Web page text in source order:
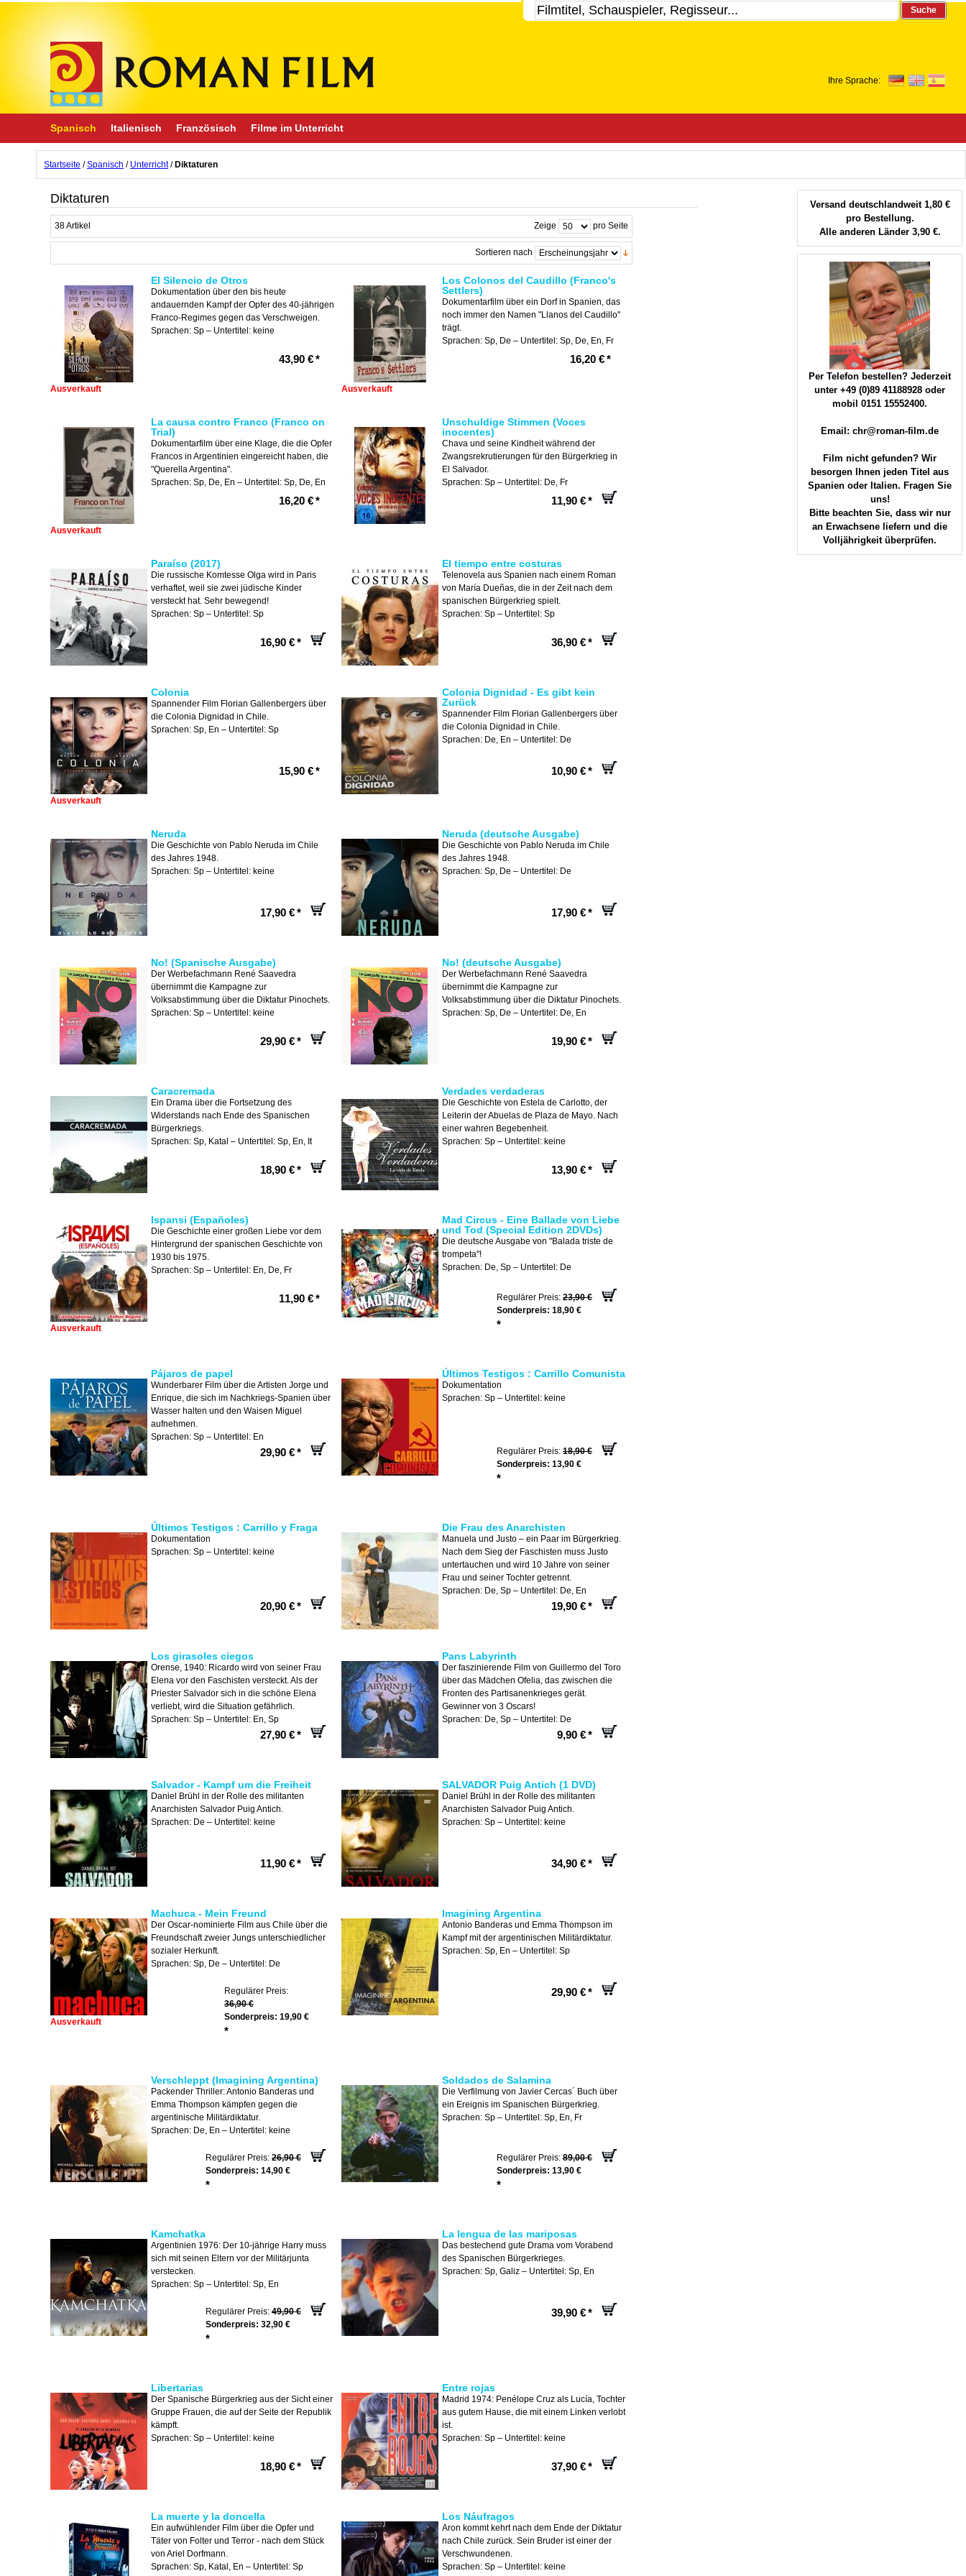
Suche
Ihre Sprache:
Spanisch Italienisch Französisch Filme im Unterricht
Startseite /Spanisch / Unterricht / Diktaturen
Versand deutschlandweit 1,80 €
pro Bestellung.
Alle anderen Länder 3,90 €.
Per Telefon bestellen? Jederzeit
unter +49 (0)89 41188928 oder
mobil 0151 15552400.
Email: chr@roman-film.de
Film nicht gefunden? Wir
besorgen Ihnen jeden Titel aus
Spanien oder Italien. Fragen Sie
uns!
Bitte beachten Sie, dass wir nur
an Erwachsene liefern und die
Volljährigkeit überprüfen.
Diktaturen
38 Artikel Zeige pro Seite
Sortieren nach
El Silencio de Otros
Dokumentation über den bis heute
andauernden Kampf der Opfer des 40-jährigen
Franco-Regimes gegen das Verschweigen.
Sprachen: Sp – Untertitel: keine
43,90 €*
Ausverkauft
Los Colonos del Caudillo (Franco's
Settlers)
Dokumentarfilm über ein Dorf in Spanien, das
noch immer den Namen "Llanos del Caudillo"
trägt.
Sprachen: Sp, De – Untertitel: Sp, De, En, Fr
16,20 €*
Ausverkauft
La causa contro Franco (Franco on
Trial)
Dokumentarfilm über eine Klage, die die Opfer
Francos in Argentinien eingereicht haben, die
"Querella Argentina".
Sprachen: Sp, De, En – Untertitel: Sp, De, En
16,20 €*
Ausverkauft
Unschuldige Stimmen (Voces
inocentes)
Chava und seine Kindheit während der
Zwangsrekrutierungen für den Bürgerkrieg in
El Salvador.
Sprachen: Sp – Untertitel: De, Fr
11,90 €*
Paraíso (2017)
Die russische Komtesse Olga wird in Paris
verhaftet, weil sie zwei jüdische Kinder
versteckt hat. Sehr bewegend!
Sprachen: Sp – Untertitel: Sp
16,90 €*
El tiempo entre costuras
Telenovela aus Spanien nach einem Roman
von María Dueñas, die in der Zeit nach dem
spanischen Bürgerkrieg spielt.
Sprachen: Sp – Untertitel: Sp
36,90 €*
Colonia
Spannender Film Florian Gallenbergers über
die Colonia Dignidad in Chile.
Sprachen: Sp, En – Untertitel: Sp
15,90 €*
Ausverkauft
Colonia Dignidad - Es gibt kein
Zurück
Spannender Film Florian Gallenbergers über
die Colonia Dignidad in Chile.
Sprachen: De, En – Untertitel: De
10,90 €*
Neruda
Die Geschichte von Pablo Neruda im Chile
des Jahres 1948.
Sprachen: Sp – Untertitel: keine
17,90 €*
Neruda (deutsche Ausgabe)
Die Geschichte von Pablo Neruda im Chile
des Jahres 1948.
Sprachen: Sp, De – Untertitel: De
17,90 €*
No! (Spanische Ausgabe)
Der Werbefachmann René Saavedra
übernimmt die Kampagne zur
Volksabstimmung über die Diktatur Pinochets.
Sprachen: Sp – Untertitel: keine
29,90 €*
No! (deutsche Ausgabe)
Der Werbefachmann René Saavedra
übernimmt die Kampagne zur
Volksabstimmung über die Diktatur Pinochets.
Sprachen: Sp, De – Untertitel: De, En
19,90 €*
Caracremada
Ein Drama über die Fortsetzung des
Widerstands nach Ende des Spanischen
Bürgerkriegs.
Sprachen: Sp, Katal – Untertitel: Sp, En, It
18,90 €*
Verdades verdaderas
Die Geschichte von Estela de Carlotto, der
Leiterin der Abuelas de Plaza de Mayo. Nach
einer wahren Begebenheit.
Sprachen: Sp – Untertitel: keine
13,90 €*
Ispansi (Españoles)
Die Geschichte einer großen Liebe vor dem
Hintergrund der spanischen Geschichte von
1930 bis 1975.
Sprachen: Sp – Untertitel: En, De, Fr
11,90 €*
Ausverkauft
Mad Circus - Eine Ballade von Liebe
und Tod (Special Edition 2DVDs)
Die deutsche Ausgabe von "Balada triste de
trompeta"!
Sprachen: De, Sp – Untertitel: De
Regulärer Preis: 23,90 €
Sonderpreis: 18,90 €
*
Pájaros de papel
Wunderbarer Film über die Artisten Jorge und
Enrique, die sich im Nachkriegs-Spanien über
Wasser halten und den Waisen Miguel
aufnehmen.
Sprachen: Sp – Untertitel: En
29,90 €*
Últimos Testigos : Carrillo Comunista
Dokumentation
Sprachen: Sp – Untertitel: keine
Regulärer Preis: 18,90 €
Sonderpreis: 13,90 €
*
Últimos Testigos : Carrillo y Fraga
Dokumentation
Sprachen: Sp – Untertitel: keine
20,90 €*
Die Frau des Anarchisten
Manuela und Justo – ein Paar im Bürgerkrieg.
Nach dem Sieg der Faschisten muss Justo
untertauchen und wird 10 Jahre von seiner
Frau und seiner Tochter getrennt.
Sprachen: De, Sp – Untertitel: De, En
19,90 €*
Los girasoles ciegos
Orense, 1940: Ricardo wird von seiner Frau
Elena vor den Faschisten versteckt. Als der
Priester Salvador sich in die schöne Elena
verliebt, wird die Situation gefährlich.
Sprachen: Sp – Untertitel: En, Sp
27,90 €*
Pans Labyrinth
Der faszinierende Film von Guillermo del Toro
über das Mädchen Ofelia, das zwischen die
Fronten des Partisanenkrieges gerät.
Gewinner von 3 Oscars!
Sprachen: De, Sp – Untertitel: De
9,90 €*
Salvador - Kampf um die Freiheit
Daniel Brühl in der Rolle des militanten
Anarchisten Salvador Puig Antich.
Sprachen: De – Untertitel: keine
11,90 €*
SALVADOR Puig Antich (1 DVD)
Daniel Brühl in der Rolle des militanten
Anarchisten Salvador Puig Antich.
Sprachen: Sp – Untertitel: keine
34,90 €*
Machuca - Mein Freund
Der Oscar-nominierte Film aus Chile über die
Freundschaft zweier Jungs unterschiedlicher
sozialer Herkunft.
Sprachen: Sp, De – Untertitel: De
Regulärer Preis:
36,90 €
Sonderpreis: 19,90 €
*
Ausverkauft
Imagining Argentina
Antonio Banderas und Emma Thompson im
Kampf mit der argentinischen Militärdiktatur.
Sprachen: Sp, En – Untertitel: Sp
29,90 €*
Verschleppt (Imagining Argentina)
Packender Thriller: Antonio Banderas und
Emma Thompson kämpfen gegen die
argentinische Militärdiktatur.
Sprachen: De, En – Untertitel: keine
Regulärer Preis: 26,90 €
Sonderpreis: 14,90 €
*
Soldados de Salamina
Die Verfilmung von Javier Cercas´ Buch über
ein Ereignis im Spanischen Bürgerkrieg.
Sprachen: Sp – Untertitel: Sp, En, Fr
Regulärer Preis: 89,00 €
Sonderpreis: 13,90 €
*
Kamchatka
Argentinien 1976: Der 10-jährige Harry muss
sich mit seinen Eltern vor der Militärjunta
verstecken.
Sprachen: Sp – Untertitel: Sp, En
Regulärer Preis: 49,90 €
Sonderpreis: 32,90 €
*
La lengua de las mariposas
Das bestechend gute Drama vom Vorabend
des Spanischen Bürgerkrieges.
Sprachen: Sp, Galiz – Untertitel: Sp, En
39,90 €*
Libertarias
Der Spanische Bürgerkrieg aus der Sicht einer
Gruppe Frauen, die auf der Seite der Republik
kämpft.
Sprachen: Sp – Untertitel: keine
18,90 €*
Entre rojas
Madrid 1974: Penélope Cruz als Lucía, Tochter
aus gutem Hause, die mit einem Linken verlobt
ist.
Sprachen: Sp – Untertitel: keine
37,90 €*
La muerte y la doncella
Ein aufwühlender Film über die Opfer und
Täter von Folter und Terror - nach dem Stück
von Ariel Dorfmann.
Sprachen: Sp, Katal, En – Untertitel: Sp
Los Náufragos
Aron kommt kehrt nach dem Ende der Diktatur
nach Chile zurück. Sein Bruder ist einer der
Verschwundenen.
Sprachen: Sp – Untertitel: keine